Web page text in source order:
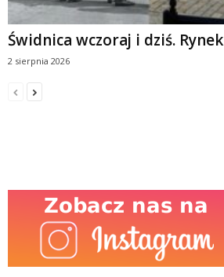
Świdnica wczoraj i dziś. Rynek
2 sierpnia 2026